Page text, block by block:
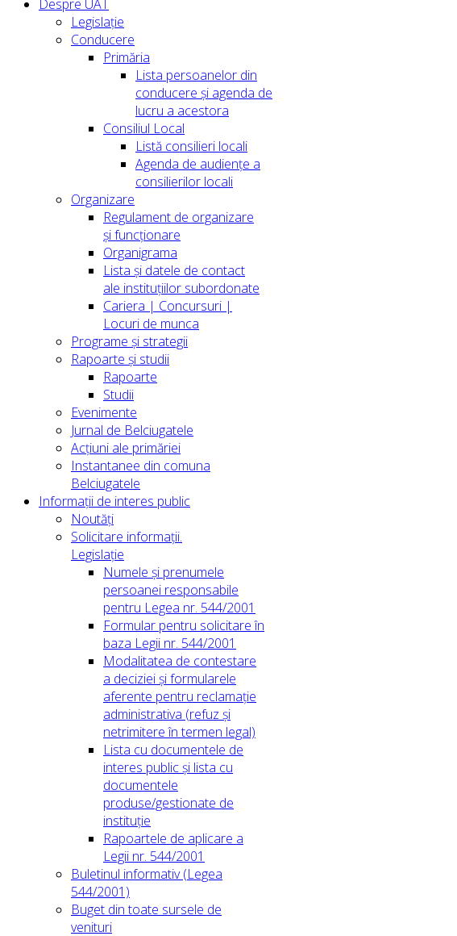
Despre UAT
Legislație
Conducere
Primăria
Lista persoanelor din
conducere şi agenda de
lucru a acestora
Consiliul Local
Listă consilieri locali
Agenda de audiențe a
consilierilor locali
Organizare
Regulament de organizare
și funcționare
Organigrama
Lista și datele de contact
ale instituțiilor subordonate
Cariera | Concursuri |
Locuri de munca
Programe și strategii
Rapoarte și studii
Rapoarte
Studii
Evenimente
Jurnal de Belciugatele
Acțiuni ale primăriei
Instantanee din comuna
Belciugatele
Informații de interes public
Noutăți
Solicitare informații.
Legislație
Numele și prenumele
persoanei responsabile
pentru Legea nr. 544/2001
Formular pentru solicitare în
baza Legii nr. 544/2001
Modalitatea de contestare
a deciziei și formularele
aferente pentru reclamație
administrativa (refuz și
netrimitere în termen legal)
Lista cu documentele de
interes public și lista cu
documentele
produse/gestionate de
instituție
Rapoartele de aplicare a
Legii nr. 544/2001
Buletinul informativ (Legea
544/2001)
Buget din toate sursele de
venituri